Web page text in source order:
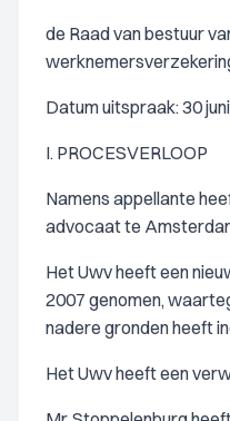
de Raad van bestuur
Datum uitspraak: 30
I. PROCESVERLOOP
Namens appellante
advocaat te
Het Uwv heeft een
2007 genomen,
nadere gronden heeft
Het Uwv heeft een